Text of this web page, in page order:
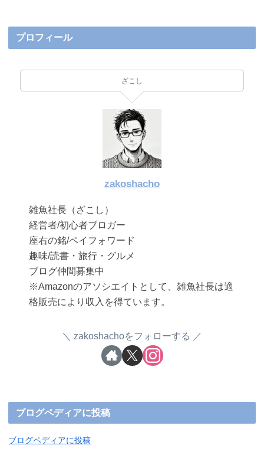
プロフィール
ざこし
zakoshacho
雑魚社長（ざこし）
経営者/初心者ブロガー
座右の銘/ペイフォワード
趣味/読書・旅行・グルメ
ブログ仲間募集中
※Amazonのアソシエイトとして、雑魚社長は適
格販売により収入を得ています。
zakoshachoをフォローする
ブログペディアに投稿
ブログペディアに投稿